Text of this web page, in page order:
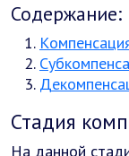
Содержание:
Стадия
На данной